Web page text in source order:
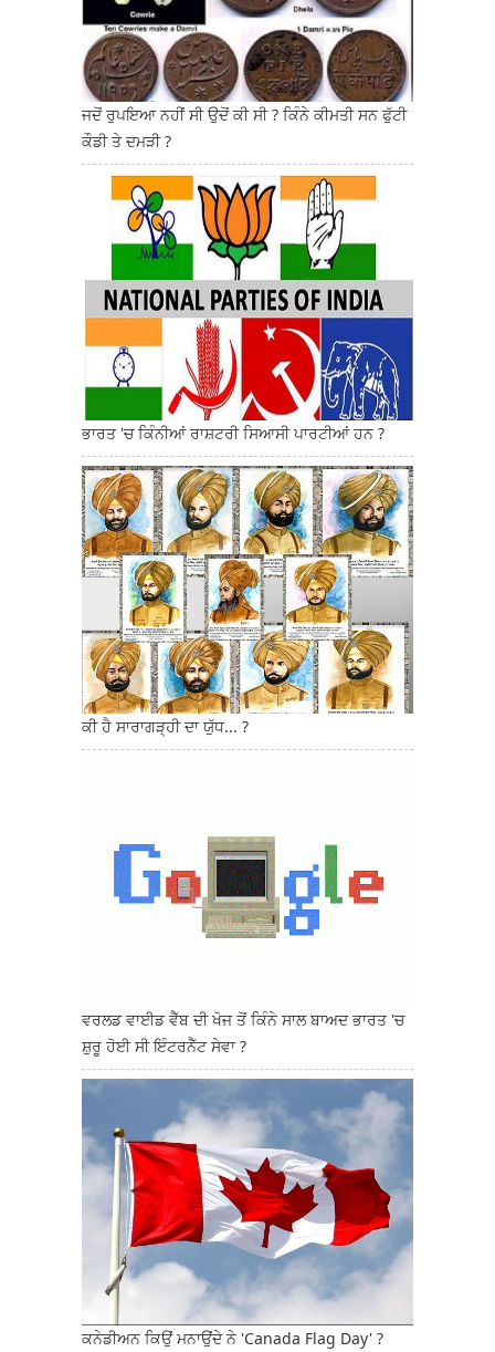
ਜਦੋਂ ਰੁਪਇਆ ਨਹੀਂ ਸੀ ਉਦੋਂ ਕੀ ਸੀ ? ਕਿੰਨੇ ਕੀਮਤੀ ਸਨ ਫੁੱਟੀ
ਕੌਡੀ ਤੇ ਦਮੜੀ ?
ਭਾਰਤ 'ਚ ਕਿੰਨੀਆਂ ਰਾਸ਼ਟਰੀ ਸਿਆਸੀ ਪਾਰਟੀਆਂ ਹਨ ?
ਕੀ ਹੈ ਸਾਰਾਗੜ੍ਹੀ ਦਾ ਯੁੱਧ... ?
ਵਰਲਡ ਵਾਈਡ ਵੈੱਬ ਦੀ ਖੋਜ ਤੋਂ ਕਿੰਨੇ ਸਾਲ ਬਾਅਦ ਭਾਰਤ 'ਚ
ਸ਼ੁਰੂ ਹੋਈ ਸੀ ਇੰਟਰਨੈੱਟ ਸੇਵਾ ?
ਕਨੇਡੀਅਨ ਕਿਉਂ ਮਨਾਉਂਦੇ ਨੇ 'Canada Flag Day' ?